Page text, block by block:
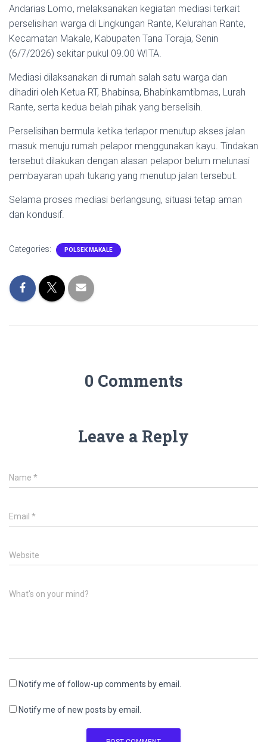
Andarias Lomo, melaksanakan kegiatan mediasi terkait
perselisihan warga di Lingkungan Rante, Kelurahan Rante,
Kecamatan Makale, Kabupaten Tana Toraja, Senin
(6/7/2026) sekitar pukul 09.00 WITA.
Mediasi dilaksanakan di rumah salah satu warga dan
dihadiri oleh Ketua RT, Bhabinsa, Bhabinkamtibmas, Lurah
Rante, serta kedua belah pihak yang berselisih.
Perselisihan bermula ketika terlapor menutup akses jalan
masuk menuju rumah pelapor menggunakan kayu. Tindakan
tersebut dilakukan dengan alasan pelapor belum melunasi
pembayaran upah tukang yang menutup jalan tersebut.
Selama proses mediasi berlangsung, situasi tetap aman
dan kondusif.
Categories: POLSEK MAKALE
0 Comments
Leave a Reply
Name *
Email *
Website
What's on your mind?
Notify me of follow-up comments by email.
Notify me of new posts by email.